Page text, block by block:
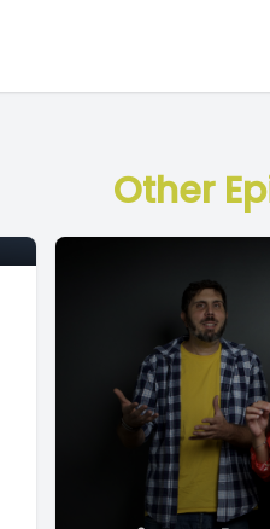
Other